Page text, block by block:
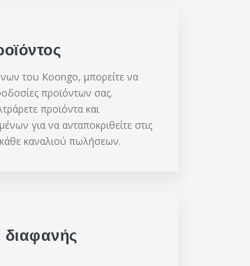
του Koongo, μπορείτε να
προϊόντων σας.
προϊόντα και
για να ανταποκριθείτε στις
κάθε καναλιού πωλήσεων.
διαφανής